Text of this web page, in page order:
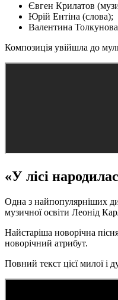
Євген Крилатов
Юрій Ентіна (слова);
Валентина Толкунова
Композиція увійшла до
«У лісі
Одна з найпопулярніших
музичної освіти Леонід
Найстаріша новорічна
новорічний атрибут.
Повний текст цієї милої і